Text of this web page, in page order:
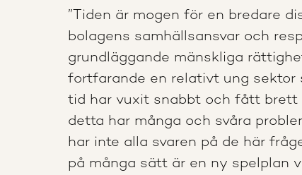
”Tiden är mogen för en bredare
bolagens samhällsansvar och
grundläggande mänskliga
fortfarande en relativt ung sektor
tid har vuxit snabbt och fått brett
detta har många och svåra
har inte alla svaren på de här
på många sätt är en ny spelplan